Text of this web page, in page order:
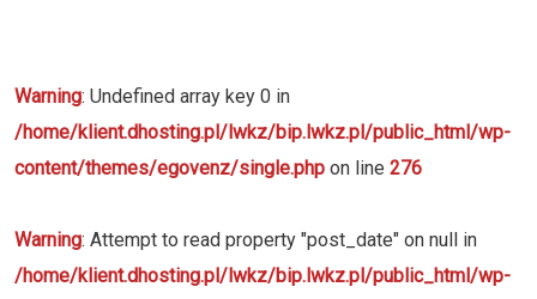
Warning: Undefined array key 0 in
/home/klient.dhosting.pl/lwkz/bip.lwkz.pl/public_html/wp-
content/themes/egovenz/single.php on line 276
Warning: Attempt to read property "post_date" on null in
/home/klient.dhosting.pl/lwkz/bip.lwkz.pl/public_html/wp-